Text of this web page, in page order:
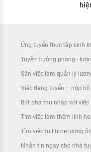
Ứng tuyển thực tập sinh
Tuyển trưởng phòng -
Săn việc làm quản lý
Việc đang tuyển – nộp
Bứt phá thu nhập với việc
Tìm việc làm thêm linh
Tìm việc full time lương
Nhắn tin ngay cho nhà